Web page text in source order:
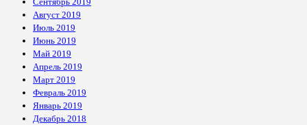
Август 2019
Июль 2019
Июнь 2019
Май 2019
Апрель 2019
Март 2019
Февраль 2019
Январь 2019
Декабрь 2018